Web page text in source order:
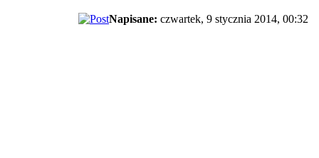
Napisane: czwartek, 9 stycznia 2014, 00:32